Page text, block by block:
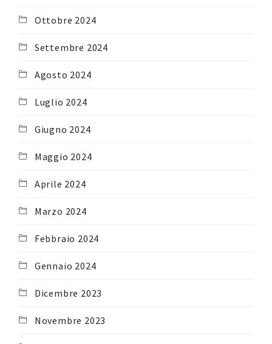
Ottobre 2024
Settembre 2024
Agosto 2024
Luglio 2024
Giugno 2024
Maggio 2024
Aprile 2024
Marzo 2024
Febbraio 2024
Gennaio 2024
Dicembre 2023
Novembre 2023